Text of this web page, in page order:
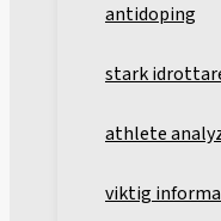
antidoping
stark
athlete
viktig